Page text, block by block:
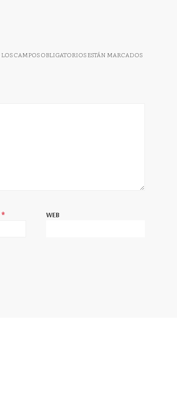
LOS CAMPOS OBLIGATORIOS ESTÁN MARCADOS
* WEB